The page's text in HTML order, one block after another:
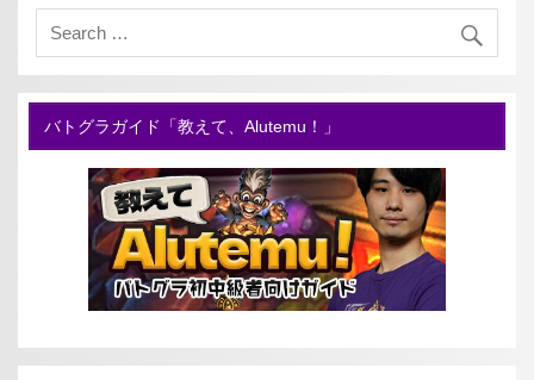
バトグラガイド「教えて、Alutemu！」